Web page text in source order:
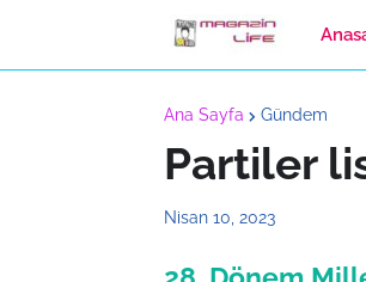
Ana Sayfa Gündem
Partiler
Nisan 10, 2023